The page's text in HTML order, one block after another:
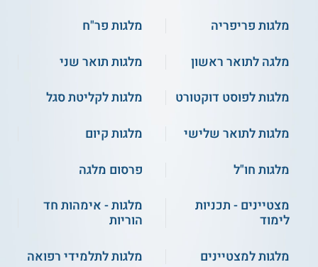
מלגות פריפריה
מלגות פר"ח
מלגה לתואר ראשון
מלגות תואר שני
מלגות לפוסט דוקטורט
מלגות לקליטת סגל
מלגות לתואר שלישי
מלגות קיום
מלגות חו"ל
פרסום מלגה
מצטיינים - תכניות
לימוד
מלגות - אימהות חד
הוריות
מלגות למצטיינים
מלגות לתלמידי רפואה